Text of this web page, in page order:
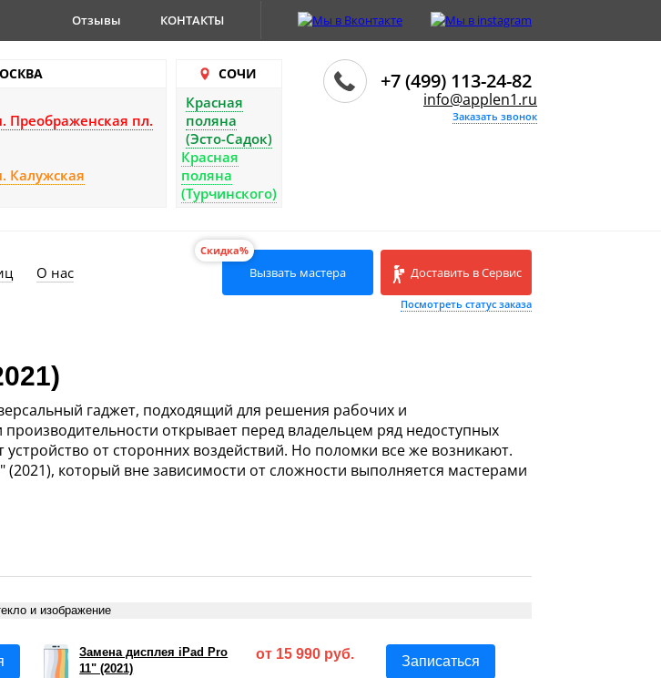
Отзывы КОНТАКТЫ
Преображенская пл.
Калужская
СОЧИ
Красная
поляна
(Эсто-Садок)
Красная
поляна
(Турчинского)
+7 (499) 113-24-82
info@applen1.ru
Заказать звонок
О нас
Скидка%
Вызвать мастера Доставить в Сервис
Посмотреть статус заказа
гаджет, подходящий для решения рабочих и
открывает перед владельцем ряд недоступных
от сторонних воздействий. Но поломки все же возникают.
который вне зависимости от сложности выполняется мастерами
и изображение
Замена дисплея iPad Pro
11" (2021)
Записаться
от 15 990 руб.